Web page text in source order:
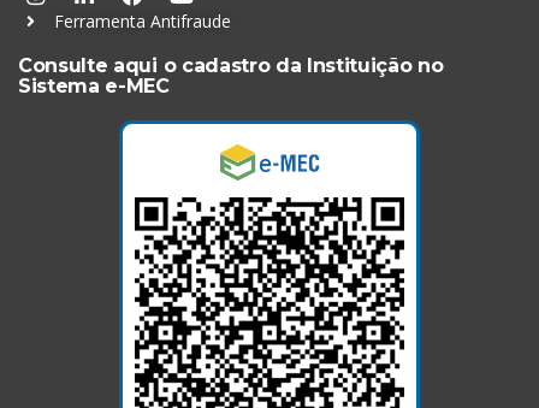
Ferramenta Antifraude
Consulte aqui o cadastro da Instituição no
Sistema e-MEC